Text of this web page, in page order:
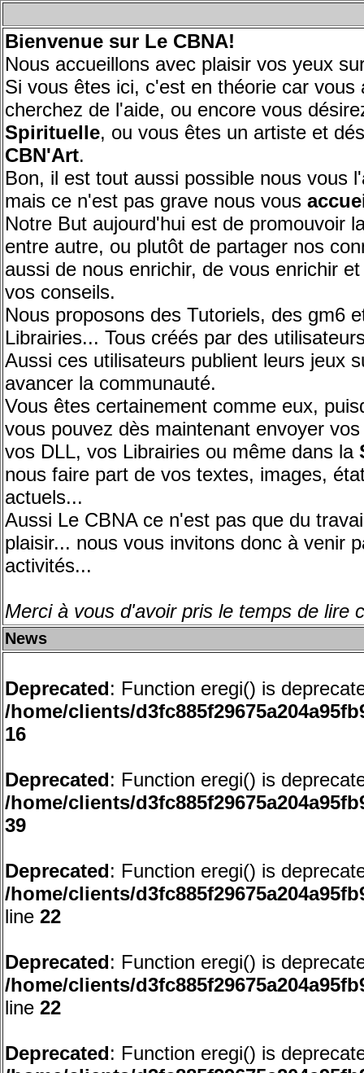
Bienvenue sur Le CBNA!
Nous accueillons avec plaisir vos yeux
Si vous êtes ici, c'est en théorie car
cherchez de l'aide, ou encore vous
Spirituelle, ou vous êtes un artiste et
CBN'Art.
Bon, il est tout aussi possible nous vous
mais ce n'est pas grave nous vous
Notre But aujourd'hui est de promouvoir
entre autre, ou plutôt de partager nos
aussi de nous enrichir, de vous enrichir
vos conseils.
Nous proposons des Tutoriels, des gm6
Librairies... Tous créés par des
Aussi ces utilisateurs publient leurs jeux
avancer la communauté.
Vous êtes certainement comme eux,
vous pouvez dès maintenant envoyer
vos DLL, vos Librairies ou même dans la
nous faire part de vos textes, images,
actuels...
Aussi Le CBNA ce n'est pas que du
plaisir... nous vous invitons donc à venir
activités...
Merci à vous d'avoir pris le temps de lire
News
Deprecated: Function eregi() is
/home/clients/
16
Deprecated: Function eregi() is
/home/clients/
39
Deprecated: Function eregi() is
/home/clients/
line 22
Deprecated: Function eregi() is
/home/clients/
line 22
Deprecated: Function eregi() is